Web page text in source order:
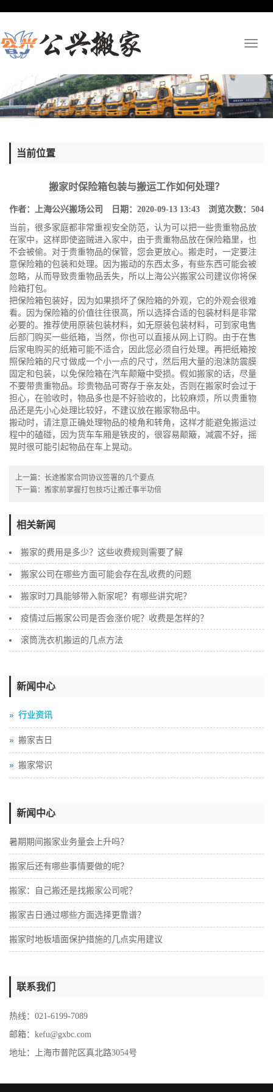
当前位置
搬家时保险箱包装与搬运工作如何处理？
作者：上海公兴搬场公司 日期：2020-09-13 13:43 浏览次数： 504
当前，很多家庭都非常重视安全防范，认为可以把一些贵重物品放
在家中，这样即使盗贼进入家中，由于贵重物品放在保险箱里，也
不会被偷。对于贵重物品的保管，您会更放心。搬走时，一定要注
意保险箱的包装和处理。因为搬动的东西太多，有些东西可能会被
忽略，从而导致贵重物品丢失，所以 上海公兴搬家公司 建议你将保
险箱打包。
把保险箱包装好，因为如果损坏了保险箱的外观，它的外观会很难
看。因为保险箱的价值往往很高，所以选择合适的包装材料是非常
必要的。推荐使用原装包装材料，如无原装包装材料，可到家电售
后部门购买一些纸箱，当然，你也可以直接从网上订购。由于在售
后家电购买的纸箱可能不适合，因此您必须自行处理。再把纸箱按
照保险箱的尺寸做成一个小一点的尺寸，然后用大量的泡沫防震膜
固定和包装，以免保险箱在汽车颠簸中受损。假如搬家的话，尽量
不要带贵重物品。珍贵物品可寄存于亲友处，否则在搬家时会过于
担心，在验收时，物品多也是不好验收的，比较麻烦，所以贵重物
品还是先小心处理比较好，不建议放在搬家物品中。
搬动时，请注意正确处理物品的棱角和转角，这样才能避免搬运过
程中的磕碰，因为货车车厢是铁皮的，很容易颠簸，减震不好，摇
晃时很可能引起物品在车上晃动。
上一篇： 长途搬家合同协议签署的几个要点
下一篇： 搬家前掌握打包技巧让搬迁事半功倍
相关新闻
搬家的费用是多少？这些收费规则需要了解
搬家公司在哪些方面可能会存在乱收费的问题
搬家时刀具能够带入新家呢？有哪些讲究呢？
疫情过后搬家公司是否会涨价呢？收费是怎样的？
滚筒洗衣机搬运的几点方法
新闻中心
行业资讯
搬家吉日
搬家常识
新闻中心
暑期期间搬家业务量会上升吗？
搬家后还有哪些事情要做的呢？
搬家：自己搬还是找搬家公司呢？
搬家吉日通过哪些方面选择更靠谱？
搬家时地板墙面保护措施的几点实用建议
联系我们
热线：021-6199-7089
邮箱：kefu@gxbc.com
地址：上海市普陀区真北路3054号